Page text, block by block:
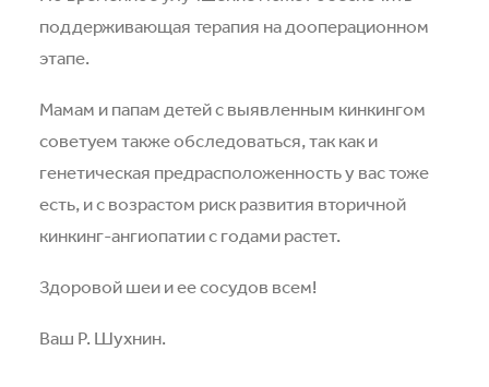
поддерживающая терапия на дооперационном
этапе.
Мамам и папам детей с выявленным кинкингом
советуем также обследоваться, так как и
генетическая предрасположенность у вас тоже
есть, и с возрастом риск развития вторичной
кинкинг-ангиопатии с годами растет.
Здоровой шеи и ее сосудов всем!
Ваш Р. Шухнин.